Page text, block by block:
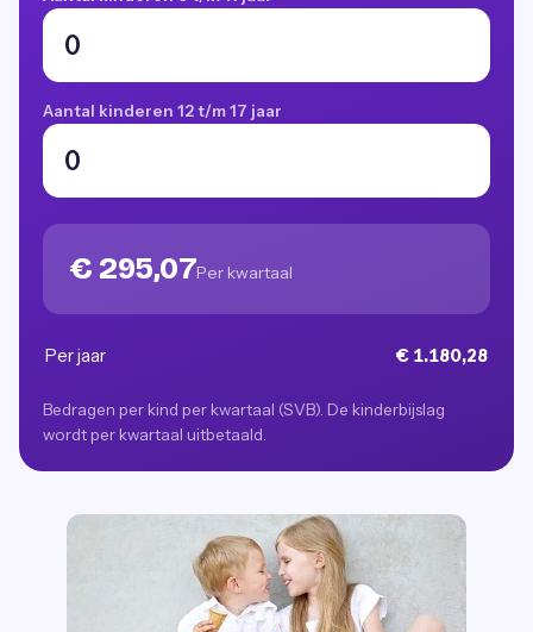
Aantal kinderen 12 t/m 17 jaar
€ 295,07Per kwartaal
Per jaar € 1.180,28
Bedragen per kind per kwartaal (SVB). De kinderbijslag
wordt per kwartaal uitbetaald.